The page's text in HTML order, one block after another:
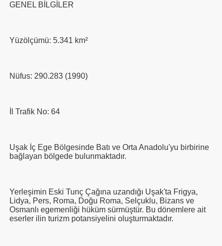
GENEL BİLGİLER
Yüzölçümü: 5.341 km²
Nüfus: 290.283 (1990)
İl Trafik No: 64
Uşak İç Ege Bölgesinde Batı ve Orta Anadolu'yu birbirine
bağlayan bölgede bulunmaktadır.
Yerleşimin Eski Tunç Çağına uzandığı Uşak'ta Frigya,
Lidya, Pers, Roma, Doğu Roma, Selçuklu, Bizans ve
Osmanlı egemenliği hüküm sürmüştür. Bu dönemlere ait
eserler ilin turizm potansiyelini oluşturmaktadır.